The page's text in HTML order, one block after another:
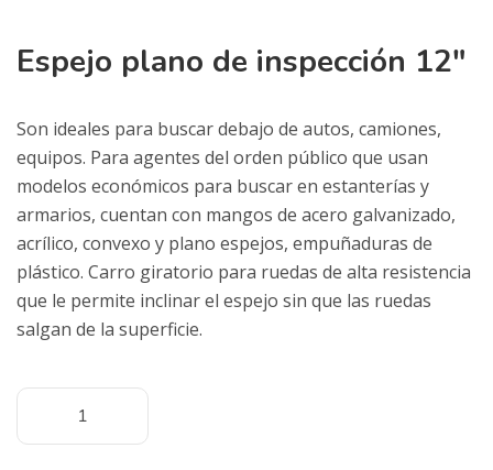
Espejo plano de inspección 12″
Son ideales para buscar debajo de autos, camiones,
equipos. Para agentes del orden público que usan
modelos económicos para buscar en estanterías y
armarios, cuentan con mangos de acero galvanizado,
acrílico, convexo y plano espejos, empuñaduras de
plástico. Carro giratorio para ruedas de alta resistencia
que le permite inclinar el espejo sin que las ruedas
salgan de la superficie.